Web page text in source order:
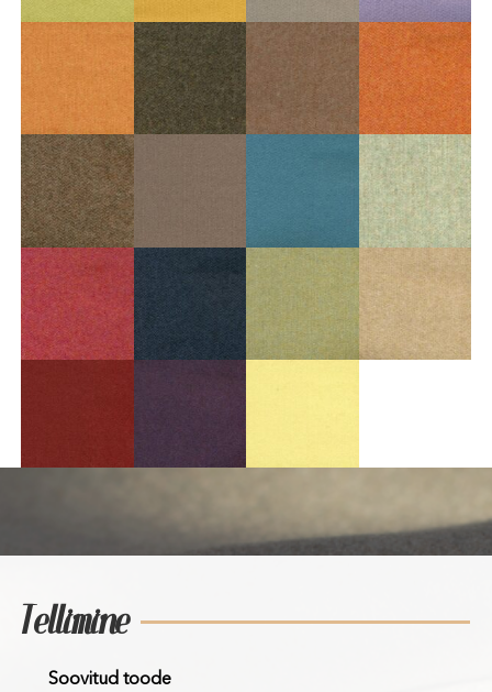
Tellimine
Soovitud toode